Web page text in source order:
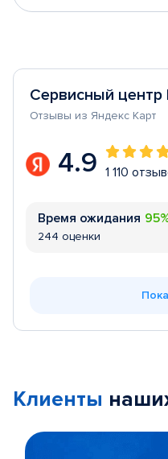
Сервисный центр
Отзывы из Яндекс Карт
4.9 1 110
Время ожидания
244 оценки
Клиенты